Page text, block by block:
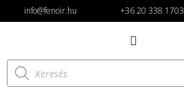
info@fenoir.hu +36 20 338 1703